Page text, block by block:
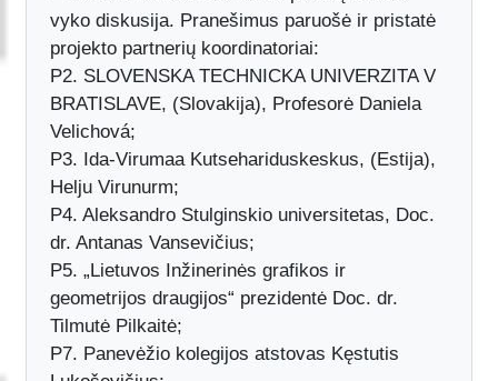
Pristatant numatomas darbo paketų veiklas
vyko diskusija. Pranešimus paruošė ir pristatė
projekto partnerių koordinatoriai:
P2. SLOVENSKA TECHNICKA UNIVERZITA V
BRATISLAVE, (Slovakija), Profesorė Daniela
Velichová;
P3. Ida-Virumaa Kutsehariduskeskus, (Estija),
Helju Virunurm;
P4. Aleksandro Stulginskio universitetas, Doc.
dr. Antanas Vansevičius;
P5. „Lietuvos Inžinerinės grafikos ir
geometrijos draugijos“ prezidentė Doc. dr.
Tilmutė Pilkaitė;
P7. Panevėžio kolegijos atstovas Kęstutis